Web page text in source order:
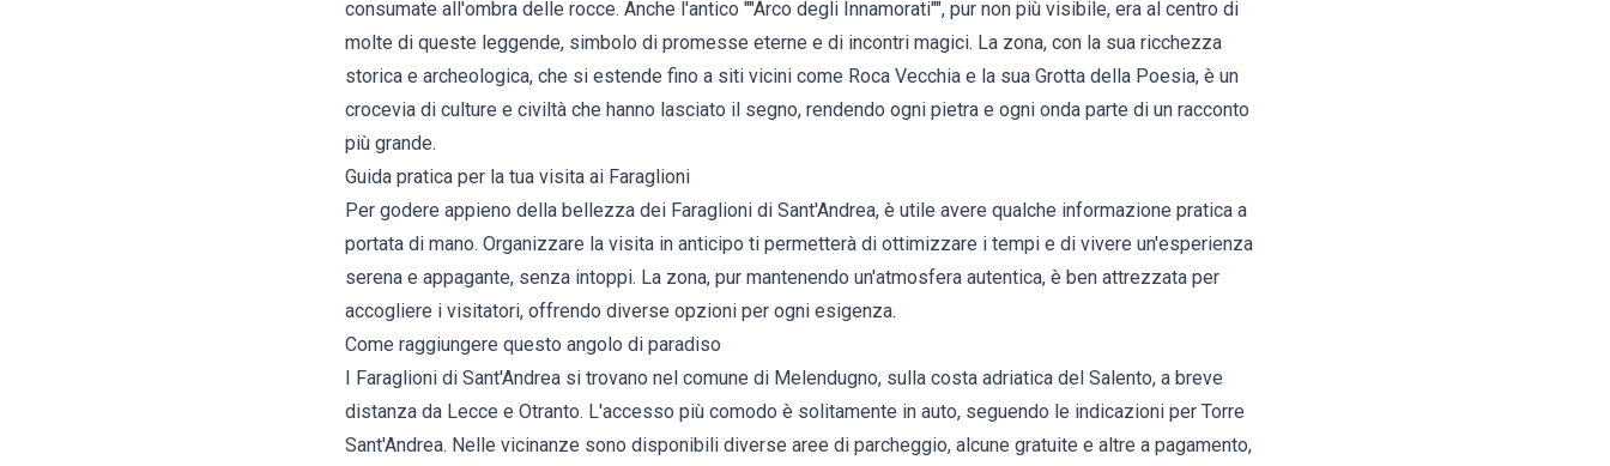
consumate all'ombra delle rocce. Anche l'antico ""Arco degli Innamorati"", pur non più visibile, era al centro di
molte di queste leggende, simbolo di promesse eterne e di incontri magici. La zona, con la sua ricchezza
storica e archeologica, che si estende fino a siti vicini come Roca Vecchia e la sua Grotta della Poesia, è un
crocevia di culture e civiltà che hanno lasciato il segno, rendendo ogni pietra e ogni onda parte di un racconto
più grande.
Guida pratica per la tua visita ai Faraglioni
Per godere appieno della bellezza dei Faraglioni di Sant'Andrea, è utile avere qualche informazione pratica a
portata di mano. Organizzare la visita in anticipo ti permetterà di ottimizzare i tempi e di vivere un'esperienza
serena e appagante, senza intoppi. La zona, pur mantenendo un'atmosfera autentica, è ben attrezzata per
accogliere i visitatori, offrendo diverse opzioni per ogni esigenza.
Come raggiungere questo angolo di paradiso
I Faraglioni di Sant'Andrea si trovano nel comune di Melendugno, sulla costa adriatica del Salento, a breve
distanza da Lecce e Otranto. L'accesso più comodo è solitamente in auto, seguendo le indicazioni per Torre
Sant'Andrea. Nelle vicinanze sono disponibili diverse aree di parcheggio, alcune gratuite e altre a pagamento,